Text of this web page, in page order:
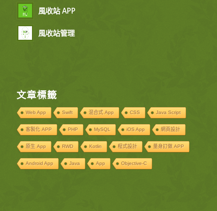
風收站 APP
風收站管理
文章標籤
Web App Swift 混合式 App CSS Java Script
客製化 APP PHP MySQL iOS App 網頁設計
原生 App RWD Kotlin 程式設計 量身訂做 APP
Android App Java App Objective-C